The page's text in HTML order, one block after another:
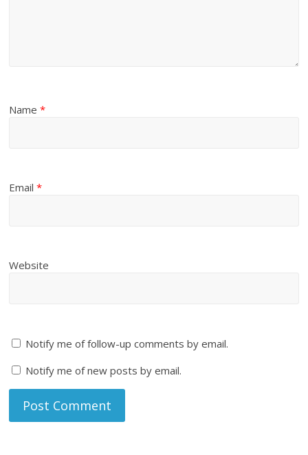
Name*
Email*
Website
Notify me of follow-up comments by email.
Notify me of new posts by email.